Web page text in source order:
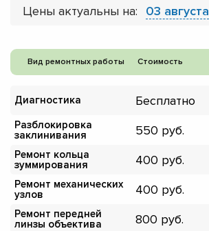
Цены актуальны на: 03 августа
Вид ремонтных работы Стоимость
Диагностика Бесплатно
Разблокировка
заклинивания
550
Ремонт кольца
зуммирования
400
Ремонт механических
узлов
400
Ремонт передней
линзы объектива
800